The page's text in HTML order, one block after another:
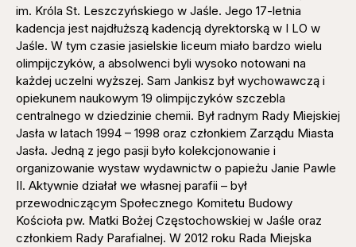
im. Króla St. Leszczyńskiego w Jaśle. Jego 17-letnia
kadencja jest najdłuższą kadencją dyrektorską w I LO w
Jaśle. W tym czasie jasielskie liceum miało bardzo wielu
olimpijczyków, a absolwenci byli wysoko notowani na
każdej uczelni wyższej. Sam Jankisz był wychowawczą i
opiekunem naukowym 19 olimpijczyków szczebla
centralnego w dziedzinie chemii. Był radnym Rady Miejskiej
Jasła w latach 1994 – 1998 oraz członkiem Zarządu Miasta
Jasła. Jedną z jego pasji było kolekcjonowanie i
organizowanie wystaw wydawnictw o papieżu Janie Pawle
II. Aktywnie działał we własnej parafii – był
przewodniczącym Społecznego Komitetu Budowy
Kościoła pw. Matki Bożej Częstochowskiej w Jaśle oraz
członkiem Rady Parafialnej. W 2012 roku Rada Miejska